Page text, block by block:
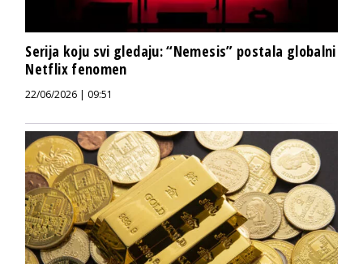
Serija koju svi gledaju: “Nemesis” postala globalni
Netflix fenomen
22/06/2026 | 09:51